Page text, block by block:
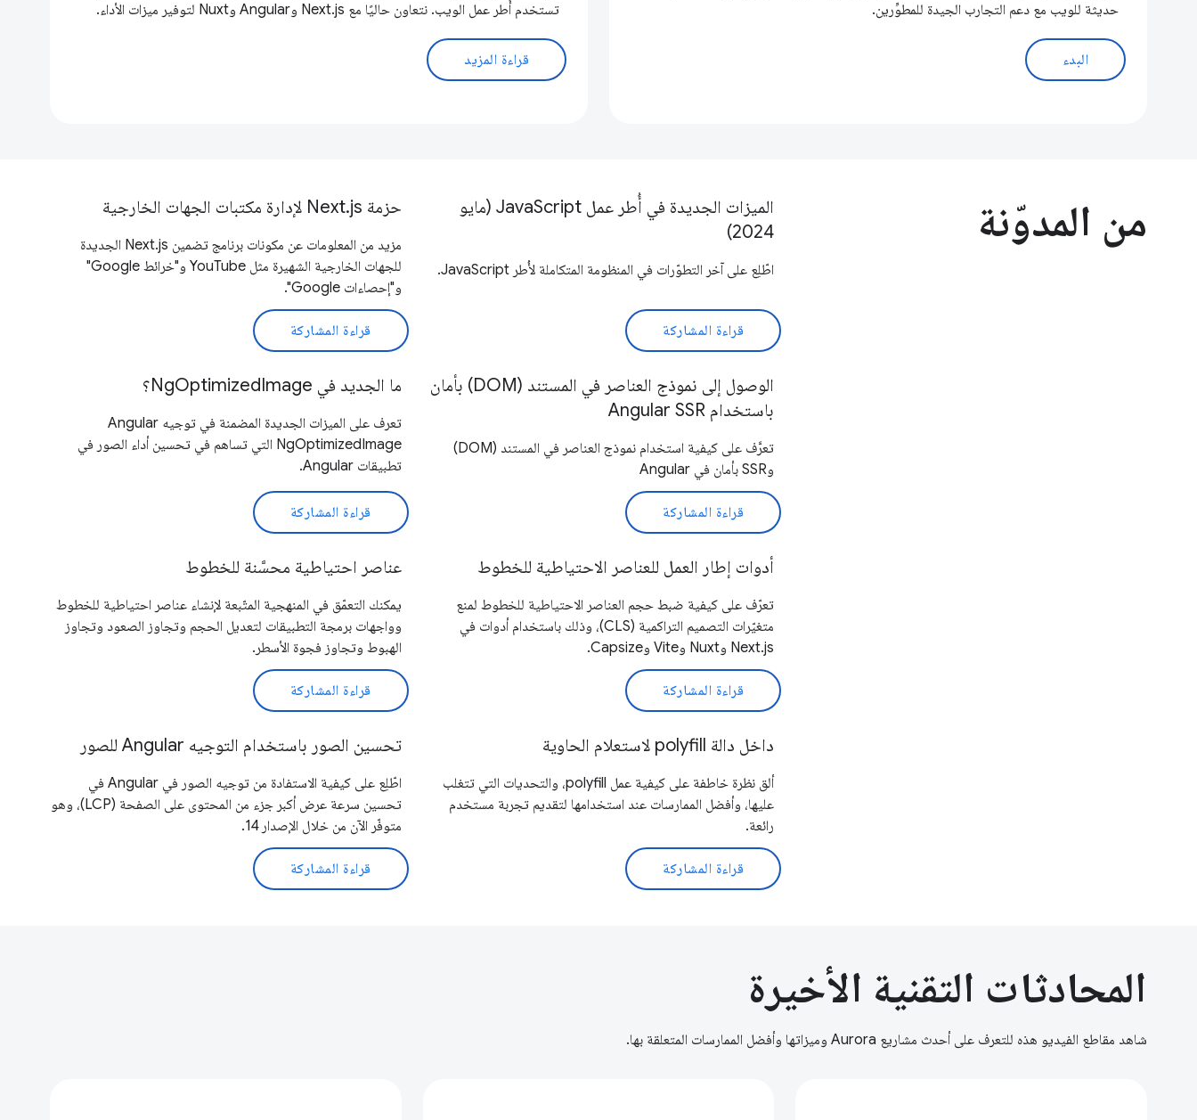
حديثة للويب مع دعم التجارب الجيدة للمطوِّرين.
البدء
تستخدم أُطر عمل الويب. نتعاون حاليًا مع Next.js وAngular وNuxt لتوفير ميزات الأداء.
قراءة المزيد
من المدوّنة
الميزات الجديدة في أُطر عمل JavaScript (مايو
2024)
اطّلِع على آخر التطوّرات في المنظومة المتكاملة لأُطر JavaScript.
قراءة المشاركة
حزمة Next.js لإدارة مكتبات الجهات الخارجية
مزيد من المعلومات عن مكونات برنامج تضمين Next.js الجديدة
للجهات الخارجية الشهيرة مثل YouTube و"خرائط Google"
و"إحصاءات Google".
قراءة المشاركة
الوصول إلى نموذج العناصر في المستند (DOM) بأمان
باستخدام Angular SSR
تعرَّف على كيفية استخدام نموذج العناصر في المستند (DOM)
وSSR بأمان في Angular
قراءة المشاركة
ما الجديد في NgOptimizedImage؟
تعرف على الميزات الجديدة المضمنة في توجيه Angular
NgOptimizedImage التي تساهم في تحسين أداء الصور في
تطبيقات Angular.
قراءة المشاركة
أدوات إطار العمل للعناصر الاحتياطية للخطوط
تعرّف على كيفية ضبط حجم العناصر الاحتياطية للخطوط لمنع
متغيّرات التصميم التراكمية (CLS)، وذلك باستخدام أدوات في
Next.js وNuxt وVite وCapsize.
قراءة المشاركة
عناصر احتياطية محسَّنة للخطوط
يمكنك التعمّق في المنهجية المتّبعة لإنشاء عناصر احتياطية للخطوط
وواجهات برمجة التطبيقات لتعديل الحجم وتجاوز الصعود وتجاوز
الهبوط وتجاوز فجوة الأسطر.
قراءة المشاركة
داخل دالة polyfill لاستعلام الحاوية
ألق نظرة خاطفة على كيفية عمل polyfill، والتحديات التي تتغلب
عليها، وأفضل الممارسات عند استخدامها لتقديم تجربة مستخدم
رائعة.
قراءة المشاركة
تحسين الصور باستخدام التوجيه Angular للصور
اطّلِع على كيفية الاستفادة من توجيه الصور في Angular في
تحسين سرعة عرض أكبر جزء من المحتوى على الصفحة (LCP)، وهو
متوفّر الآن من خلال الإصدار 14.
قراءة المشاركة
المحادثات التقنية الأخيرة
شاهد مقاطع الفيديو هذه للتعرف على أحدث مشاريع Aurora وميزاتها وأفضل الممارسات المتعلقة بها.